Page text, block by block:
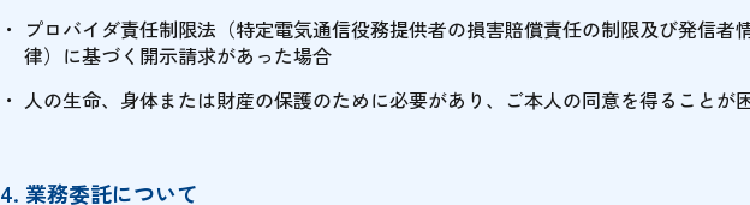
プロバイダ責任制限法（特定電気通信役務提供者の損害賠償責任の制限及び発信者
律）に基づく開示請求があった場合
人の生命、身体または財産の保護のために必要があり、ご本人の同意を得ることが
4. 業務委託について